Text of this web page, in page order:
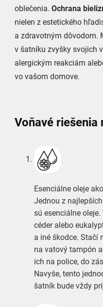
oblečenia.Ochrana
nielen z estetického
a zdravotným dôvodom.
v šatníku zvyšky svojich
alergickým reakciám
vo vašom domove.
Voňavé riešenia
Esenciálne oleje
Jednou z
sú esenciálne
céder alebo
a iné škodce. Stačí
na vatový tampón
ich na police, do
Navyše, tento
šatník bude vždy